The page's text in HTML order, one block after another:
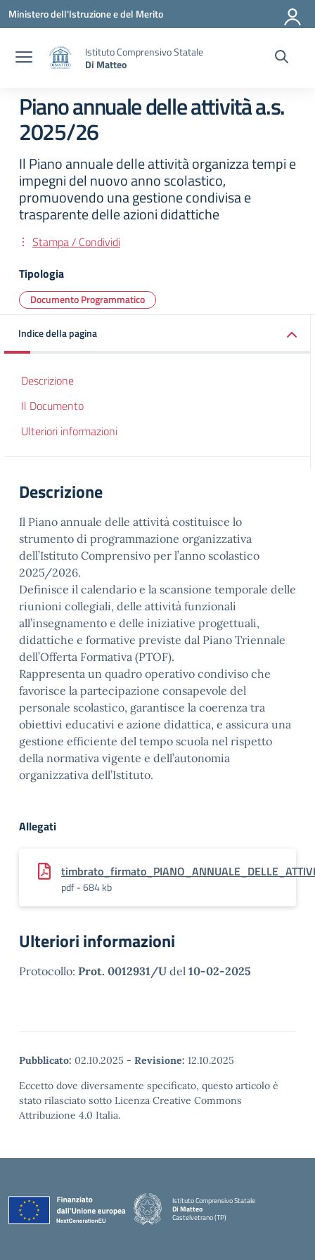
Vai ai contenuti
Vai al menu di navigazione
Vai al footer
Ministero dell'Istruzione e del Merito
Istituto Comprensivo Statale
Di Matteo
Piano annuale delle attività a.s.
2025/26
Il Piano annuale delle attività organizza tempi e
impegni del nuovo anno scolastico,
promuovendo una gestione condivisa e
trasparente delle azioni didattiche
Stampa / Condividi
Tipologia
Documento Programmatico
Indice della pagina
Descrizione
Il Documento
Ulteriori informazioni
Descrizione
Il Piano annuale delle attività costituisce lo
strumento di programmazione organizzativa
dell’Istituto Comprensivo per l’anno scolastico
2025/2026.
Definisce il calendario e la scansione temporale delle
riunioni collegiali, delle attività funzionali
all’insegnamento e delle iniziative progettuali,
didattiche e formative previste dal Piano Triennale
dell’Offerta Formativa (PTOF).
Rappresenta un quadro operativo condiviso che
favorisce la partecipazione consapevole del
personale scolastico, garantisce la coerenza tra
obiettivi educativi e azione didattica, e assicura una
gestione efficiente del tempo scuola nel rispetto
della normativa vigente e dell’autonomia
organizzativa dell’Istituto.
Allegati
pdf - 684 kb
Ulteriori informazioni
Protocollo: Prot. 0012931/U del 10-02-2025
Pubblicato: 02.10.2025 - Revisione: 12.10.2025
Eccetto dove diversamente specificato, questo articolo è
stato rilasciato sotto Licenza Creative Commons
Attribuzione 4.0 Italia.
Istituto Comprensivo Statale
Di Matteo
Castelvetrano (TP)